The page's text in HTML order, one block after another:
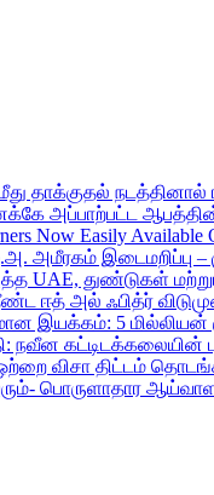
தாக்குதல் நடத்தினால்
அப்பாற்பட்ட
Now Easily
அமீரகம் இடைமறிப்பு
துண்டுகள் மற்றும்
அல் ஃபித்ர்
இயக்கம்: 5 மில்லியன்
நவீன கட்டிடக்கலையின்
விசா திட்டம்
பொருளாதார